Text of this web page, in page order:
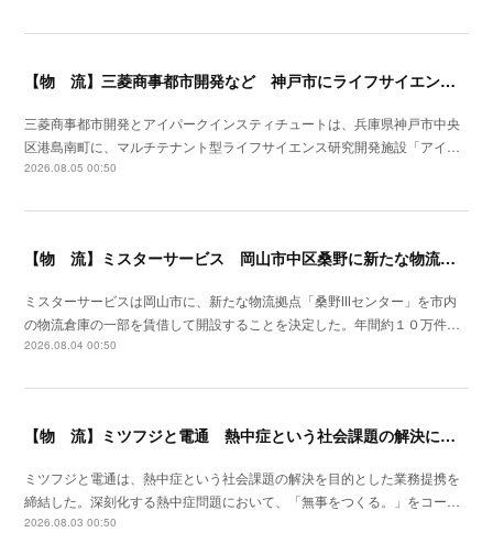
【物 流】三菱商事都市開発など 神戸市にライフサイエンス研究開発施設を着工
三菱商事都市開発とアイパークインスティチュートは、兵庫県神戸市中央
区港島南町に、マルチテナント型ライフサイエンス研究開発施設「アイ…
2026.08.05 00:50
【物 流】ミスターサービス 岡山市中区桑野に新たな物流拠点を増設
ミスターサービスは岡山市に、新たな物流拠点「桑野Ⅲセンター」を市内
の物流倉庫の一部を賃借して開設することを決定した。年間約１０万件…
2026.08.04 00:50
【物 流】ミツフジと電通 熱中症という社会課題の解決に向け業務提携
ミツフジと電通は、熱中症という社会課題の解決を目的とした業務提携を
締結した。深刻化する熱中症問題において、「無事をつくる。」をコー…
2026.08.03 00:50